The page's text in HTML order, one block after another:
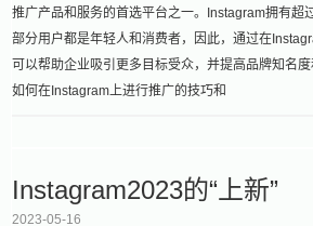
推广产品和服务的首选平台之一。Instagram拥有超
部分用户都是年轻人和消费者，因此，通过在
可以帮助企业吸引更多目标受众，并提高品牌知名
如何在Instagram上进行推广的技巧和
Instagram2023的“上新”
2023-05-16